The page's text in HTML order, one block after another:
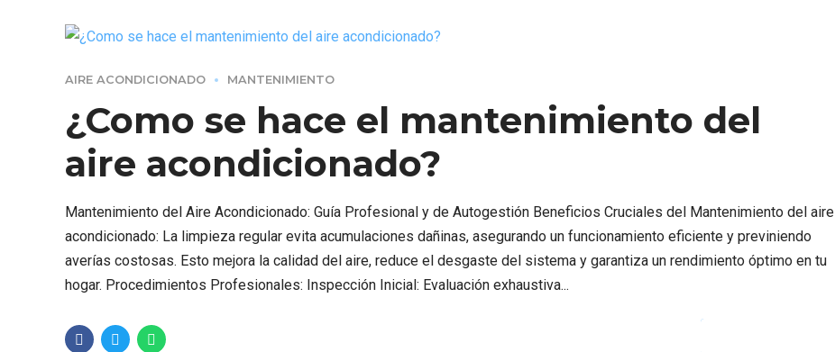
AIRE ACONDICIONADO MANTENIMIENTO
¿Como se hace el mantenimiento del
aire acondicionado?
Mantenimiento del Aire Acondicionado: Guía Profesional y de Autogestión Beneficios Cruciales del Mantenimiento del aire
acondicionado: La limpieza regular evita acumulaciones dañinas, asegurando un funcionamiento eficiente y previniendo
averías costosas. Esto mejora la calidad del aire, reduce el desgaste del sistema y garantiza un rendimiento óptimo en tu
hogar. Procedimientos Profesionales: Inspección Inicial: Evaluación exhaustiva...